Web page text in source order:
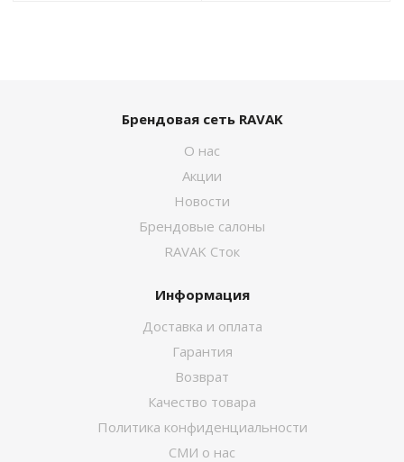
Брендовая сеть RAVAK
О нас
Акции
Новости
Брендовые салоны
RAVAK Сток
Информация
Доставка и оплата
Гарантия
Возврат
Качество товара
Политика конфиденциальности
СМИ о нас